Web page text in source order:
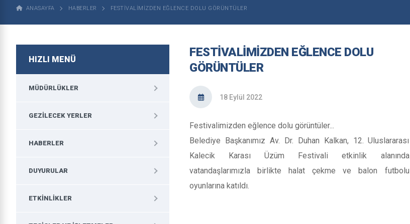
ANASAYFA HABERLER FESTİVALİMİZDEN EĞLENCE DOLU GÖRÜNTÜLER
FESTİVALİMİZDEN EĞLENCE DOLU
GÖRÜNTÜLER
18 Eylül 2022
Festivalimizden eğlence dolu görüntüler...
Belediye Başkanımız Av. Dr. Duhan Kalkan, 12. Uluslararası
Kalecik Karası Üzüm Festivali etkinlik alanında
vatandaşlarımızla birlikte halat çekme ve balon futbolu
oyunlarına katıldı.
HIZLI MENÜ
MÜDÜRLÜKLER
GEZILECEK YERLER
HABERLER
DUYURULAR
ETKINLIKLER